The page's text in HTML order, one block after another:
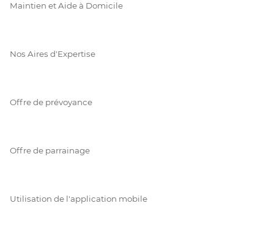
Maintien et Aide à Domicile
Nos Aires d'Expertise
Offre de prévoyance
Offre de parrainage
Utilisation de l'application mobile